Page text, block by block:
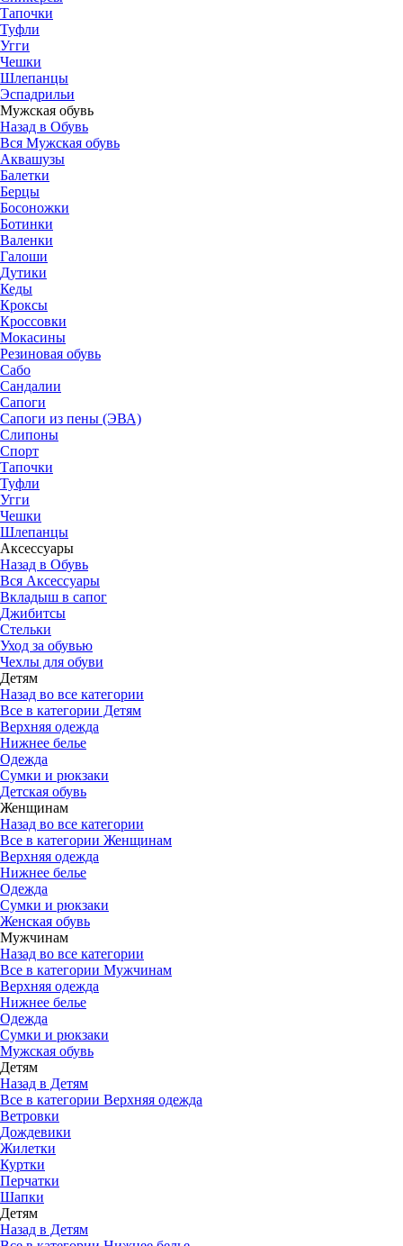
Тапочки
Туфли
Угги
Чешки
Шлепанцы
Эспадрильи
Мужская обувь
Назад в Обувь
Вся Мужская обувь
Аквашузы
Балетки
Берцы
Босоножки
Ботинки
Валенки
Галоши
Дутики
Кеды
Кроксы
Кроссовки
Мокасины
Резиновая обувь
Сабо
Сандалии
Сапоги
Сапоги из пены (ЭВА)
Слипоны
Спорт
Тапочки
Туфли
Угги
Чешки
Шлепанцы
Аксессуары
Назад в Обувь
Вся Аксессуары
Вкладыш в сапог
Джибитсы
Стельки
Уход за обувью
Чехлы для обуви
Детям
Назад во все категории
Все в категории Детям
Верхняя одежда
Нижнее белье
Одежда
Сумки и рюкзаки
Детская обувь
Женщинам
Назад во все категории
Все в категории Женщинам
Верхняя одежда
Нижнее белье
Одежда
Сумки и рюкзаки
Женская обувь
Мужчинам
Назад во все категории
Все в категории Мужчинам
Верхняя одежда
Нижнее белье
Одежда
Сумки и рюкзаки
Мужская обувь
Детям
Назад в Детям
Все в категории Верхняя одежда
Ветровки
Дождевики
Жилетки
Куртки
Перчатки
Шапки
Детям
Назад в Детям